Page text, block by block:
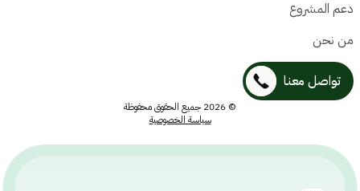
المشروع
معنا
سياسة الخصوصية